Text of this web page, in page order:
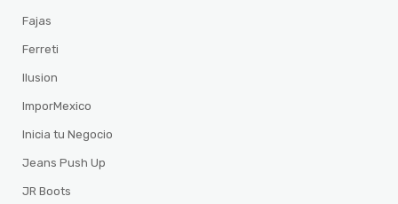
Fajas
Ferreti
Ilusion
ImporMexico
Inicia tu Negocio
Jeans Push Up
JR Boots